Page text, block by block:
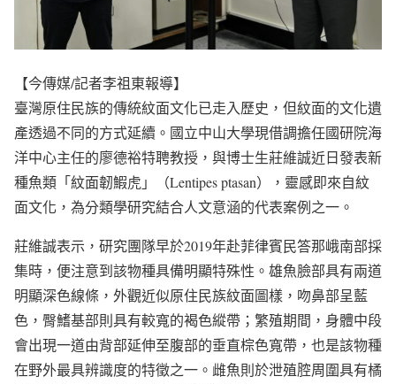
【今傳媒/記者李祖東報導】
臺灣原住民族的傳統紋面文化已走入歷史，但紋面的文化遺
產透過不同的方式延續。國立中山大學現借調擔任國研院海
洋中心主任的廖德裕特聘教授，與博士生莊維誠近日發表新
種魚類「紋面韌鰕虎」（Lentipes ptasan），靈感即來自紋
面文化，為分類學研究結合人文意涵的代表案例之一。
莊維誠表示，研究團隊早於2019年赴菲律賓民答那峨南部採
集時，便注意到該物種具備明顯特殊性。雄魚臉部具有兩道
明顯深色線條，外觀近似原住民族紋面圖樣，吻鼻部呈藍
色，臀鰭基部則具有較寬的褐色縱帶；繁殖期間，身體中段
會出現一道由背部延伸至腹部的垂直棕色寬帶，也是該物種
在野外最具辨識度的特徵之一。雌魚則於泄殖腔周圍具有橘